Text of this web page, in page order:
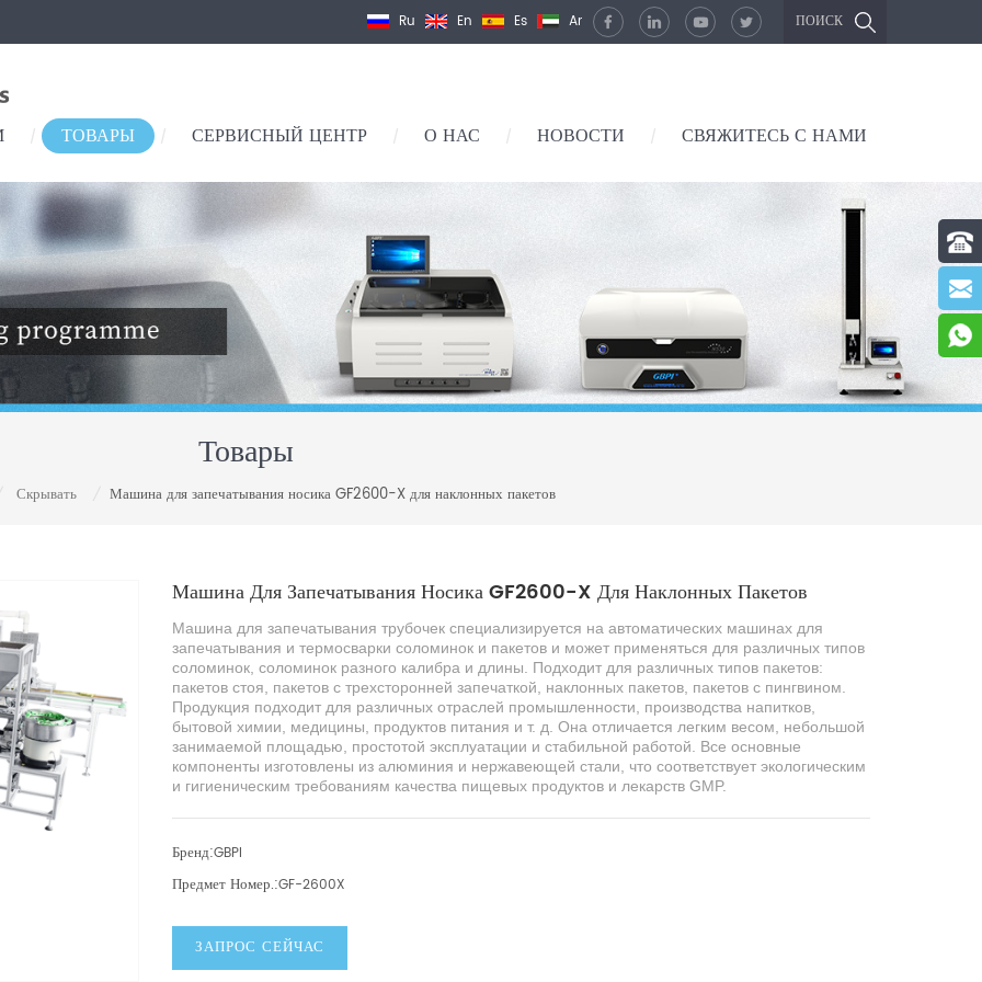
ПОИСК
Ru En Es Ar
/ ТОВАРЫ / СЕРВИСНЫЙ ЦЕНТР / О НАС / НОВОСТИ / СВЯЖИТЕСЬ С НАМИ
Товары
Скрывать Машина для запечатывания носика GF2600-X для наклонных пакетов
Машина Для Запечатывания Носика GF2600-X Для Наклонных Пакетов
Машина для запечатывания трубочек специализируется на автоматических машинах для
запечатывания и термосварки соломинок и пакетов и может применяться для различных типов
соломинок, соломинок разного калибра и длины. Подходит для различных типов пакетов:
пакетов стоя, пакетов с трехсторонней запечаткой, наклонных пакетов, пакетов с пингвином.
Продукция подходит для различных отраслей промышленности, производства напитков,
бытовой химии, медицины, продуктов питания и т. д. Она отличается легким весом, небольшой
занимаемой площадью, простотой эксплуатации и стабильной работой. Все основные
компоненты изготовлены из алюминия и нержавеющей стали, что соответствует экологическим
и гигиеническим требованиям качества пищевых продуктов и лекарств GMP.
Бренд:GBPI
Предмет Номер.:GF-2600X
ЗАПРОС СЕЙЧАС